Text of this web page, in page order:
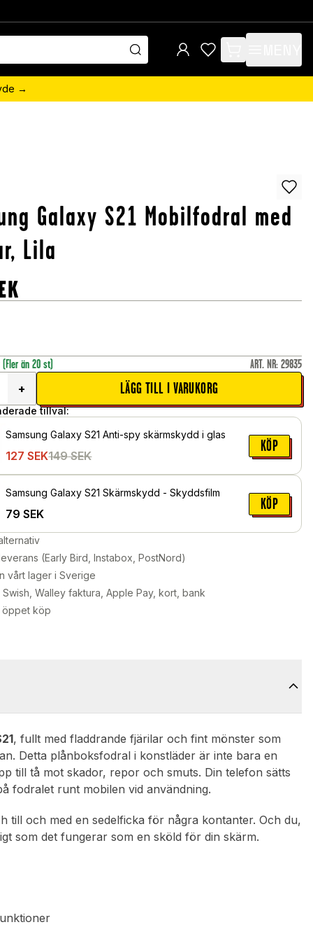
items in cart, view
→
Galaxy S21 Mobilfodral med
Lila
(Fler än 20 st) ART. NR: 29835
+
LÄGG TILL I VARUKORG
tillval:
Samsung Galaxy S21 Anti-spy skärmskydd i glas
127 SEK149 SEK
KÖP
Samsung Galaxy S21 Skärmskydd - Skyddsfilm
79 SEK
KÖP
(Early Bird, Instabox, PostNord)
vårt lager i Sverige
Swish, Walley faktura, Apple Pay, kort, bank
öppet köp
, fullt med fladdrande fjärilar och fint mönster som
Detta plånboksfodral i konstläder är inte bara en
till tå mot skador, repor och smuts. Din telefon sätts
fodralet runt mobilen vid användning.
till och med en sedelficka för några kontanter. Och du,
som det fungerar som en sköld för din skärm.